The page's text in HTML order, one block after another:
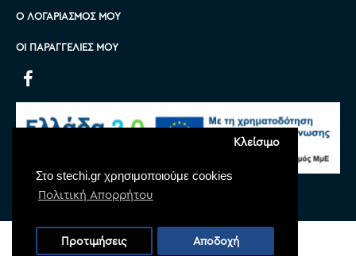
Στο stechi.gr χρησιμοποιούμε cookies
Πολιτική Απορρήτου
Κλείσιμο
Προτιμήσεις Αποδοχή
Ο ΛΟΓΑΡΙΑΣΜΌΣ ΜΟΥ
ΟΙ ΠΑΡΑΓΓΕΛΊΕΣ ΜΟΥ
Copyright © 2022 Stechi, All Rights Reserved
Powered by
Monoware Web